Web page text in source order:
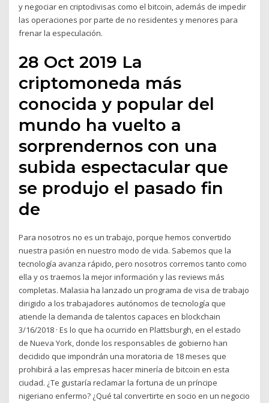
y negociar en criptodivisas como el bitcoin, además de impedir
las operaciones por parte de no residentes y menores para
frenar la especulación.
28 Oct 2019 La
criptomoneda más
conocida y popular del
mundo ha vuelto a
sorprendernos con una
subida espectacular que
se produjo el pasado fin
de
Para nosotros no es un trabajo, porque hemos convertido
nuestra pasión en nuestro modo de vida. Sabemos que la
tecnología avanza rápido, pero nosotros corremos tanto como
ella y os traemos la mejor información y las reviews más
completas. Malasia ha lanzado un programa de visa de trabajo
dirigido a los trabajadores autónomos de tecnología que
atiende la demanda de talentos capaces en blockchain
3/16/2018 · Es lo que ha ocurrido en Plattsburgh, en el estado
de Nueva York, donde los responsables de gobierno han
decidido que impondrán una moratoria de 18 meses que
prohibirá a las empresas hacer minería de bitcoin en esta
ciudad. ¿Te gustaría reclamar la fortuna de un príncipe
nigeriano enfermo? ¿Qué tal convertirte en socio en un negocio